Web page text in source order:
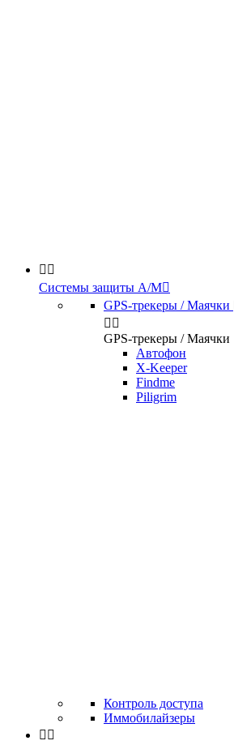
 
Системы защиты А/М
GPS-трекеры / Маячки
 
GPS-трекеры / Маячки
Автофон
X-Keeper
Findme
Piligrim
Контроль доступа
Иммобилайзеры
 